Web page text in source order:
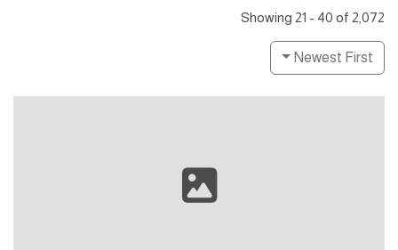
Showing 21 - 40 of 2,072
Newest First